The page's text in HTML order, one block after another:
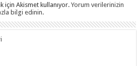
için Akismet kullanıyor.Yorum verilerinizin
bilgi edinin.